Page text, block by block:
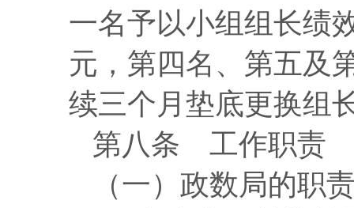
一名予以小组组长绩
元，第四名 、 第五及
续三个月垫底更换组
第八条
工作职责
（一）政数局的职